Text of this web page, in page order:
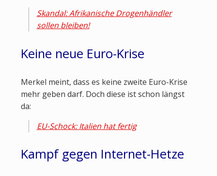
Skandal: Afrikanische Drogenhändler
sollen bleiben!
Keine neue Euro-Krise
Merkel meint, dass es keine zweite Euro-Krise
mehr geben darf. Doch diese ist schon längst
da:
EU-Schock: Italien hat fertig
Kampf gegen Internet-Hetze